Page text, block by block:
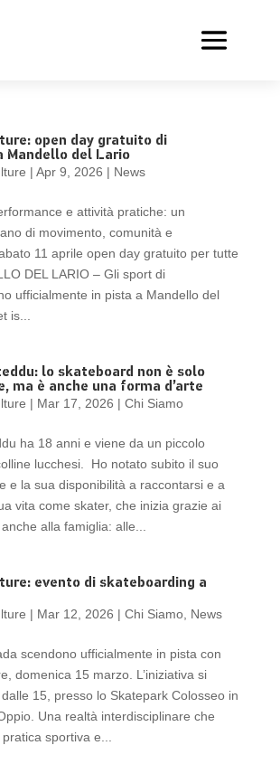
open day gratuito di
Mandello del Lario
| Apr 9, 2026 | News
e attività pratiche: un
di movimento, comunità e
11 aprile open day gratuito per tutte
DEL LARIO – Gli sport di
ufficialmente in pista a Mandello del
is...
lo skateboard non è solo
ma è anche una forma d’arte
| Mar 17, 2026 | Chi Siamo
ha 18 anni e viene da un piccolo
lucchesi. Ho notato subito il suo
e la sua disponibilità a raccontarsi e a
vita come skater, che inizia grazie ai
alla famiglia: alle...
evento di skateboarding a
| Mar 12, 2026 | Chi Siamo, News
scendono ufficialmente in pista con
domenica 15 marzo. L’iniziativa si
15, presso lo Skatepark Colosseo in
Una realtà interdisciplinare che
sportiva e...